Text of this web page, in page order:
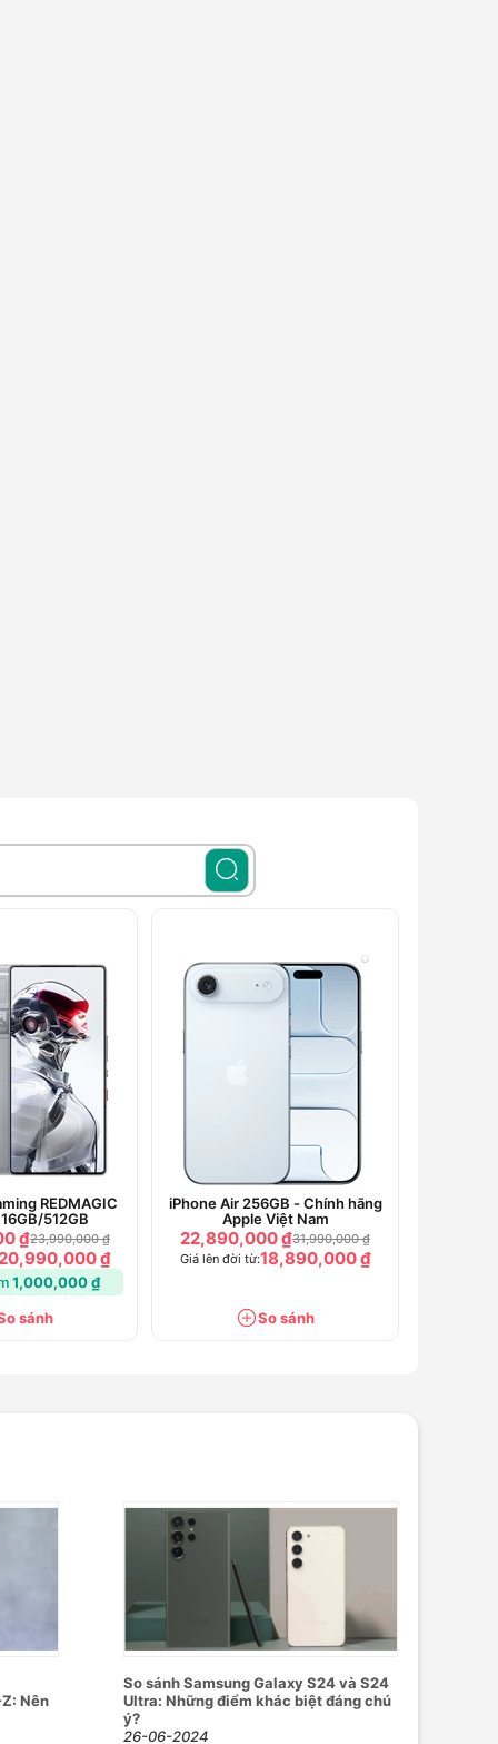
REDMAGIC
512GB
₫23,990,000 ₫
₫
1,000,000 ₫
sánh
iPhone Air 256GB - Chính hãng
Apple Việt Nam
22,890,000 ₫31,990,000 ₫
Giá lên đời từ:18,890,000 ₫
So sánh
Nên
So sánh Samsung Galaxy S24 và S24
Ultra: Những điểm khác biệt đáng chú
ý?
26-06-2024